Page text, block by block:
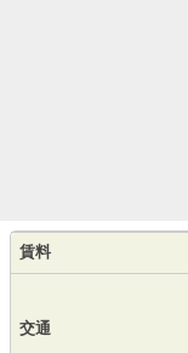
賃料
交通